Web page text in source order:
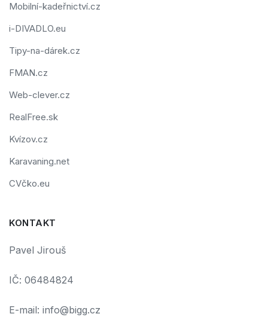
Mobilní-kadeřnictví.cz
i-DIVADLO.eu
Tipy-na-dárek.cz
FMAN.cz
Web-clever.cz
RealFree.sk
Kvízov.cz
Karavaning.net
CVčko.eu
KONTAKT
Pavel Jirouš
IČ: 06484824
E-mail: info@bigg.cz